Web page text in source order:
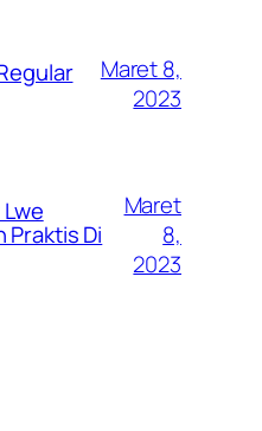
Maret 8,
2023
Praktis Di
Maret
8,
2023